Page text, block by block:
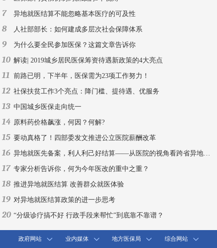
7 异地就医结算不能忽略基本医疗的可及性
8 人社部部长：如何建成多层次社会保障体系
9 为什么要全民参加医保？这篇文章告诉你
10 解读| 2019城乡居民医保筹资待遇新政策的4大亮点
11 前路已明，下半年，医保需为23项工作努力！
12 社保扶贫工作3个亮点：降门槛、提待遇、优服务
13 中国城乡医保走向统一
14 原料药价格飙涨，何因？何解?
15 要动真格了！四部委发文推进公立医院薪酬改革
16 异地就医先备案，利人利己好结算——从医院的视角看跨省异地就医结算
17 专家分析告诉你，何为今年医改的重中之重？
18 推进异地就医结算 改善群众就医体验
19 对异地就医结算政策的进一步思考
20 “分级诊疗搞不好 行政手段来帮忙”到底靠不靠谱？
政府网站 业内媒体 地方医保局 综合网站